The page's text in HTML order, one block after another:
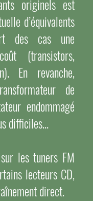
originels est
d’équivalents
des cas une
(transistors,
En revanche,
de
endommagé
difficiles...
les tuners FM
lecteurs CD,
direct.